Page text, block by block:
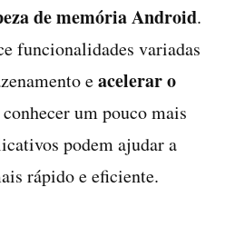
de memória Android.
funcionalidades variadas
eacelerar o
um pouco mais
podem ajudar a
rápido e eficiente.